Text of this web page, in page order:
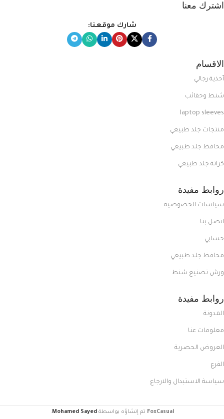
اشترك معنا
شارك موقعنا:
الاقسام
أحذية رجالي
شنط وحقائب
laptop sleeves
منتجات جلد طبيعي
محافظ جلد طبيعي
كراتة جلد طبيعي
روابط مفيدة
سياسات الخصوصية
اتصل بنا
حسابي
محافظ جلد طبيعي
ورش تصنيع شنط
روابط مفيدة
المدونة
معلومات عنا
العروض الحصرية
الفرع
سياسة الاستبدال والارجاع
FoxCasual تم إنشاؤه بواسطةMohamed Sayed
.